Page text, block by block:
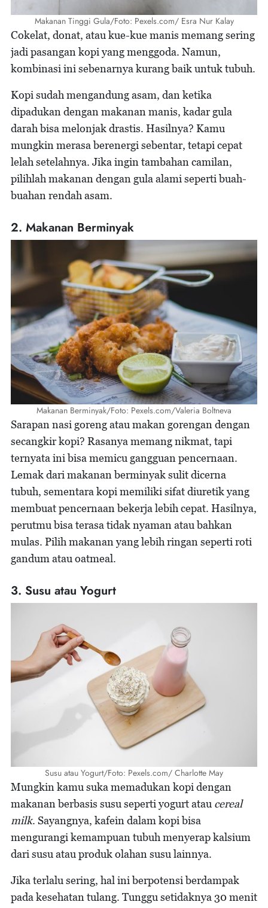
Makanan Tinggi Gula/Foto: Pexels.com/ Esra Nur Kalay
Cokelat, donat, atau kue-kue manis memang sering
jadi pasangan kopi yang menggoda. Namun,
kombinasi ini sebenarnya kurang baik untuk tubuh.
Kopi sudah mengandung asam, dan ketika
dipadukan dengan makanan manis, kadar gula
darah bisa melonjak drastis. Hasilnya? Kamu
mungkin merasa berenergi sebentar, tetapi cepat
lelah setelahnya. Jika ingin tambahan camilan,
pilihlah makanan dengan gula alami seperti buah-
buahan rendah asam.
2. Makanan Berminyak
Makanan Berminyak/Foto: Pexels.com/Valeria Boltneva
Sarapan nasi goreng atau makan gorengan dengan
secangkir kopi? Rasanya memang nikmat, tapi
ternyata ini bisa memicu gangguan pencernaan.
Lemak dari makanan berminyak sulit dicerna
tubuh, sementara kopi memiliki sifat diuretik yang
membuat pencernaan bekerja lebih cepat. Hasilnya,
perutmu bisa terasa tidak nyaman atau bahkan
mulas. Pilih makanan yang lebih ringan seperti roti
gandum atau oatmeal.
3. Susu atau Yogurt
Susu atau Yogurt/Foto: Pexels.com/ Charlotte May
Mungkin kamu suka memadukan kopi dengan
makanan berbasis susu seperti yogurt atau cereal
milk. Sayangnya, kafein dalam kopi bisa
mengurangi kemampuan tubuh menyerap kalsium
dari susu atau produk olahan susu lainnya.
Jika terlalu sering, hal ini berpotensi berdampak
pada kesehatan tulang. Tunggu setidaknya 30 menit